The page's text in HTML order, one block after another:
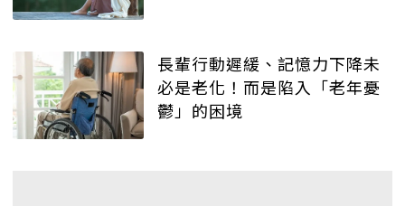
長輩行動遲緩、記憶力下降未
必是老化！而是陷入「老年憂
鬱」的困境